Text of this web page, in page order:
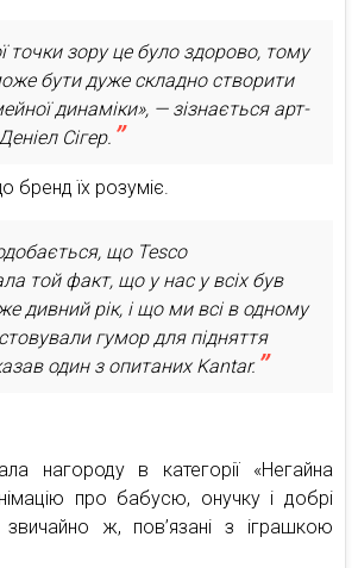
точки зору це було здорово, тому
бути дуже складно створити
динаміки», — зізнається арт-
Сігер.
бренд їх розуміє.
що Tesco
той факт, що у нас у всіх був
дивний рік, і що ми всі в одному
гумор для підняття
один з опитаних Kantar.
нагороду в категорії «Негайна
про бабусю, онучку і добрі
звичайно ж, пов’язані з іграшкою